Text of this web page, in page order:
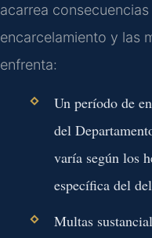
acarrea
encarcelamiento y las
enfrenta:
Un período de
del
varía según los
específica del
Multas